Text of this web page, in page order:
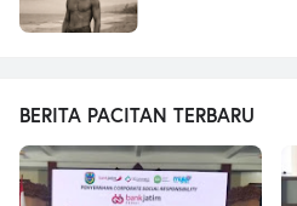
BERITA PACITAN TERBARU